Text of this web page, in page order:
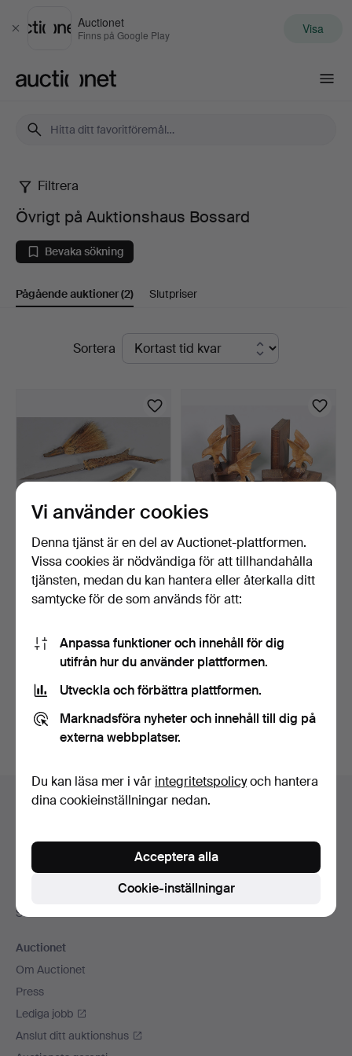
Stäng
Auctionet
Finns på Google Play Visa
Övrigt
på
Auktionshaus
Bossard
Filtrera
Övrigt på Auktionshaus Bossard
Bevaka sökning
Pågående auktioner(2) Slutpriser
PågåendeSortera
Cigarrklippare med
jaktmotiv, brevkniv m.m.
Skrivbordsset med snidade
örnar.
9 dagar
Bevaka sökning
Du kan också söka i vårt arkiv med avslutade auktioner
Sidfotsnavigation
Hjälp och kontakt
Alla auktionshus
Betalningsalternativ
Sociala medier
Auctionet
Om Auctionet
Press
Lediga jobb
Anslut ditt auktionshus
Vi använder cookies
Denna tjänst är en del av Auctionet-plattformen.
Vissa cookies är nödvändiga för att tillhandahålla
tjänsten, medan du kan hantera eller återkalla ditt
samtycke för de som används för att:
Anpassa funktioner och innehåll för dig
utifrån hur du använder plattformen.
Utveckla och förbättra plattformen.
Marknadsföra nyheter och innehåll till dig på
externa webbplatser.
Du kan läsa mer i vår integritetspolicyoch hantera
dina cookieinställningar nedan.
Cookie-inställningar
Acceptera alla